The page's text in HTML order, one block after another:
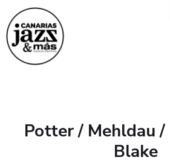
Potter / Mehldau
Blake